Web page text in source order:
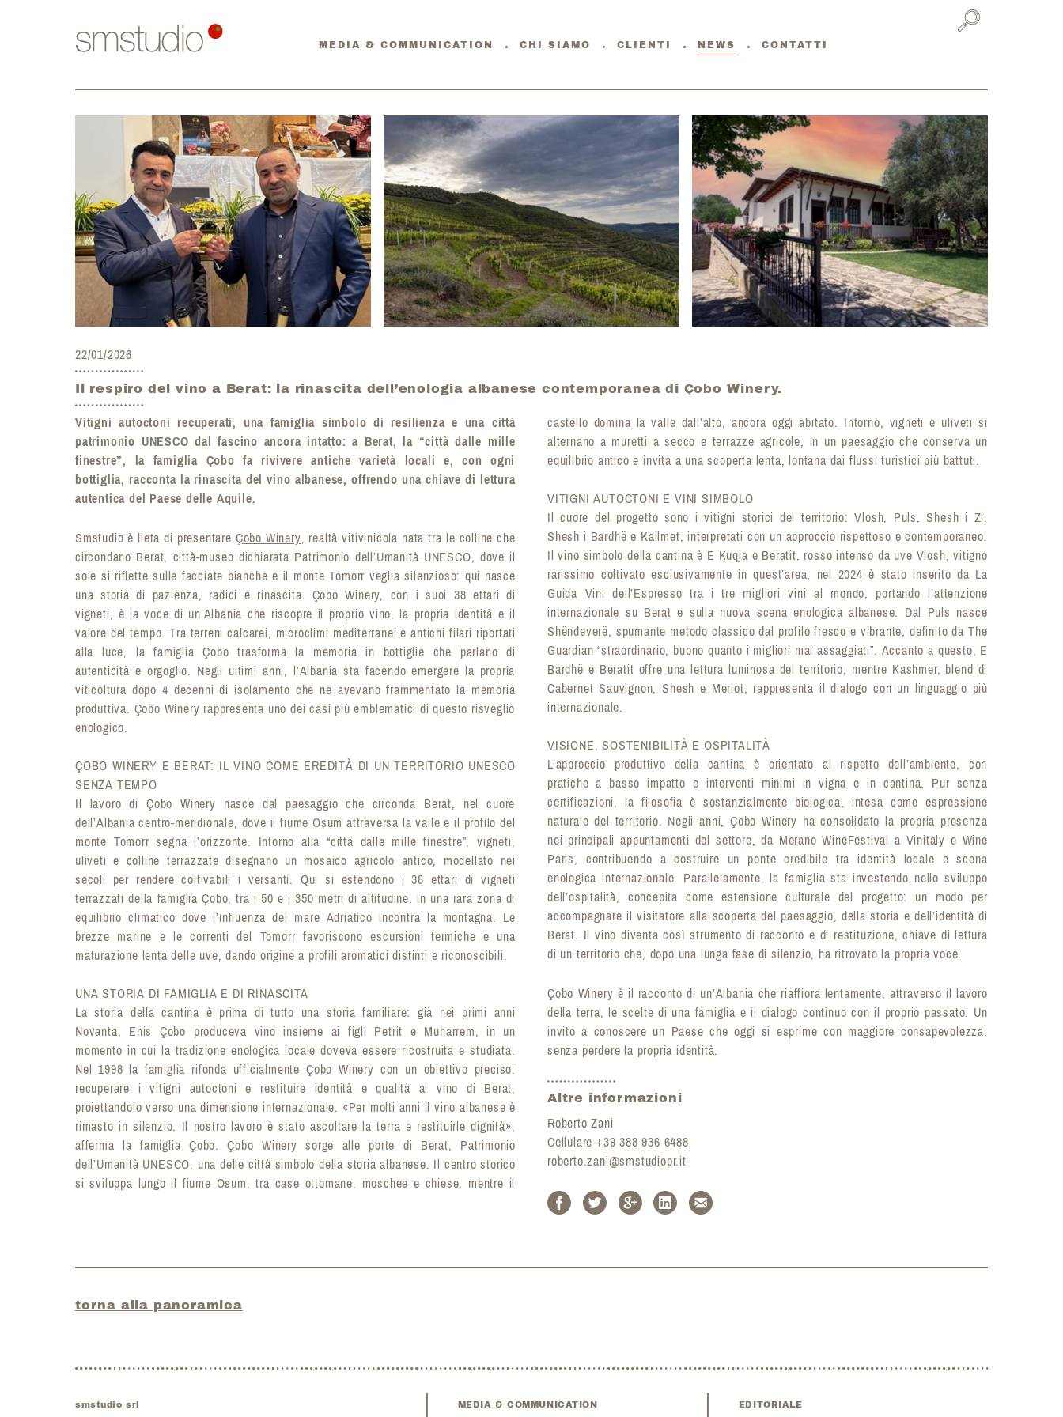
MEDIA & COMMUNICATION CHI SIAMO CLIENTI NEWS CONTATTI
22/01/2026
Il respiro del vino a Berat: la rinascita dell’enologia albanese contemporanea di Çobo Winery.
Vitigni autoctoni recuperati, una famiglia simbolo di resilienza e una città
patrimonio UNESCO dal fascino ancora intatto: a Berat, la “città dalle mille
finestre”, la famiglia Çobo fa rivivere antiche varietà locali e, con ogni
bottiglia, racconta la rinascita del vino albanese, offrendo una chiave di lettura
autentica del Paese delle Aquile.
Smstudio è lieta di presentare Çobo Winery, realtà vitivinicola nata tra le colline che
circondano Berat, città-museo dichiarata Patrimonio dell’Umanità UNESCO, dove il
sole si riflette sulle facciate bianche e il monte Tomorr veglia silenzioso: qui nasce
una storia di pazienza, radici e rinascita. Çobo Winery, con i suoi 38 ettari di
vigneti, è la voce di un’Albania che riscopre il proprio vino, la propria identità e il
valore del tempo. Tra terreni calcarei, microclimi mediterranei e antichi filari riportati
alla luce, la famiglia Çobo trasforma la memoria in bottiglie che parlano di
autenticità e orgoglio. Negli ultimi anni, l’Albania sta facendo emergere la propria
viticoltura dopo 4 decenni di isolamento che ne avevano frammentato la memoria
produttiva. Çobo Winery rappresenta uno dei casi più emblematici di questo risveglio
enologico.
ÇOBO WINERY E BERAT: IL VINO COME EREDITÀ DI UN TERRITORIO UNESCO
SENZA TEMPO
Il lavoro di Çobo Winery nasce dal paesaggio che circonda Berat, nel cuore
dell’Albania centro-meridionale, dove il fiume Osum attraversa la valle e il profilo del
monte Tomorr segna l’orizzonte. Intorno alla “città dalle mille finestre”, vigneti,
uliveti e colline terrazzate disegnano un mosaico agricolo antico, modellato nei
secoli per rendere coltivabili i versanti. Qui si estendono i 38 ettari di vigneti
terrazzati della famiglia Çobo, tra i 50 e i 350 metri di altitudine, in una rara zona di
equilibrio climatico dove l’influenza del mare Adriatico incontra la montagna. Le
brezze marine e le correnti del Tomorr favoriscono escursioni termiche e una
maturazione lenta delle uve, dando origine a profili aromatici distinti e riconoscibili.
UNA STORIA DI FAMIGLIA E DI RINASCITA
La storia della cantina è prima di tutto una storia familiare: già nei primi anni
Novanta, Enis Çobo produceva vino insieme ai figli Petrit e Muharrem, in un
momento in cui la tradizione enologica locale doveva essere ricostruita e studiata.
Nel 1998 la famiglia rifonda ufficialmente Çobo Winery con un obiettivo preciso:
recuperare i vitigni autoctoni e restituire identità e qualità al vino di Berat,
proiettandolo verso una dimensione internazionale. «Per molti anni il vino albanese è
rimasto in silenzio. Il nostro lavoro è stato ascoltare la terra e restituirle dignità»,
afferma la famiglia Çobo. Çobo Winery sorge alle porte di Berat, Patrimonio
dell’Umanità UNESCO, una delle città simbolo della storia albanese. Il centro storico
si sviluppa lungo il fiume Osum, tra case ottomane, moschee e chiese, mentre il
castello domina la valle dall’alto, ancora oggi abitato. Intorno, vigneti e uliveti si
alternano a muretti a secco e terrazze agricole, in un paesaggio che conserva un
equilibrio antico e invita a una scoperta lenta, lontana dai flussi turistici più battuti.
VITIGNI AUTOCTONI E VINI SIMBOLO
Il cuore del progetto sono i vitigni storici del territorio: Vlosh, Puls, Shesh i Zi,
Shesh i Bardhë e Kallmet, interpretati con un approccio rispettoso e contemporaneo.
Il vino simbolo della cantina è E Kuqja e Beratit, rosso intenso da uve Vlosh, vitigno
rarissimo coltivato esclusivamente in quest’area, nel 2024 è stato inserito da La
Guida Vini dell’Espresso tra i tre migliori vini al mondo, portando l’attenzione
internazionale su Berat e sulla nuova scena enologica albanese. Dal Puls nasce
Shëndeverë, spumante metodo classico dal profilo fresco e vibrante, definito da The
Guardian “straordinario, buono quanto i migliori mai assaggiati”. Accanto a questo, E
Bardhë e Beratit offre una lettura luminosa del territorio, mentre Kashmer, blend di
Cabernet Sauvignon, Shesh e Merlot, rappresenta il dialogo con un linguaggio più
internazionale.
VISIONE, SOSTENIBILITÀ E OSPITALITÀ
L’approccio produttivo della cantina è orientato al rispetto dell’ambiente, con
pratiche a basso impatto e interventi minimi in vigna e in cantina. Pur senza
certificazioni, la filosofia è sostanzialmente biologica, intesa come espressione
naturale del territorio. Negli anni, Çobo Winery ha consolidato la propria presenza
nei principali appuntamenti del settore, da Merano WineFestival a Vinitaly e Wine
Paris, contribuendo a costruire un ponte credibile tra identità locale e scena
enologica internazionale. Parallelamente, la famiglia sta investendo nello sviluppo
dell’ospitalità, concepita come estensione culturale del progetto: un modo per
accompagnare il visitatore alla scoperta del paesaggio, della storia e dell’identità di
Berat. Il vino diventa così strumento di racconto e di restituzione, chiave di lettura
di un territorio che, dopo una lunga fase di silenzio, ha ritrovato la propria voce.
Çobo Winery è il racconto di un’Albania che riaffiora lentamente, attraverso il lavoro
della terra, le scelte di una famiglia e il dialogo continuo con il proprio passato. Un
invito a conoscere un Paese che oggi si esprime con maggiore consapevolezza,
senza perdere la propria identità.
Altre informazioni
Roberto Zani
Cellulare +39 388 936 6488
roberto.zani@smstudiopr.it
torna alla panoramica
smstudio srl MEDIA & COMMUNICATION EDITORIALE